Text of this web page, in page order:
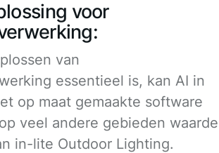
voor
van
essentieel is, kan AI in
op maat gemaakte software
veel andere gebieden waarde
in-lite Outdoor Lighting.